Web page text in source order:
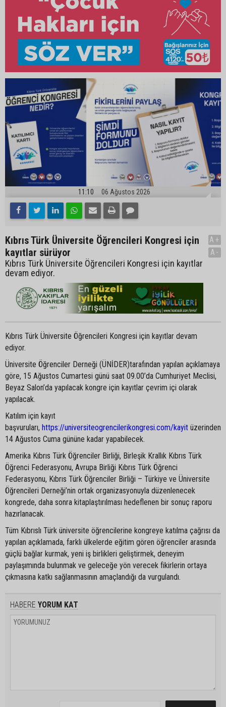
11:10 06 Ağustos 2026
Kıbrıs Türk Üniversite Öğrencileri Kongresi için
kayıtlar sürüyor
Kıbrıs Türk Üniversite Öğrencileri Kongresi için kayıtlar
devam ediyor.
A+
A-
Kıbrıs Türk Üniversite Öğrencileri Kongresi için kayıtlar devam
ediyor.
Üniversite Öğrenciler Derneği (ÜNİDER)tarafından yapılan açıklamaya
göre, 15 Ağustos Cumartesi günü saat 09.00’da Cumhuriyet Meclisi,
Beyaz Salon’da yapılacak kongre için kayıtlar çevrim içi olarak
yapılacak.
Katılım için kayıt
başvuruları, https://universiteogrencilerikongresi.com/kayit üzerinden
14 Ağustos Cuma gününe kadar yapabilecek.
Amerika Kıbrıs Türk Öğrenciler Birliği, Birleşik Krallık Kıbrıs Türk
Öğrenci Federasyonu, Avrupa Birliği Kıbrıs Türk Öğrenci
Federasyonu, Kıbrıs Türk Öğrenciler Birliği – Türkiye ve Üniversite
Öğrencileri Derneği’nin ortak organizasyonuyla düzenlenecek
kongrede, daha sonra kitaplaştırılması hedeflenen bir sonuç raporu
hazırlanacak.
Tüm Kıbrıslı Türk üniversite öğrencilerine kongreye katılma çağrısı da
yapılan açıklamada, farklı ülkelerde eğitim gören öğrenciler arasında
güçlü bağlar kurmak, yeni iş birlikleri geliştirmek, deneyim
paylaşımında bulunmak ve geleceğe yön verecek fikirlerin ortaya
çıkmasına katkı sağlanmasının amaçlandığı da vurgulandı.
HABERE YORUM KAT